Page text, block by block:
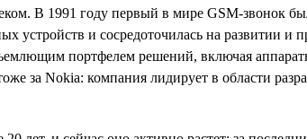
В 1991 году первый в мире GSM-звонок
устройств и сосредоточилась на развитии и
портфелем решений, включая
за Nokia: компания лидирует в области